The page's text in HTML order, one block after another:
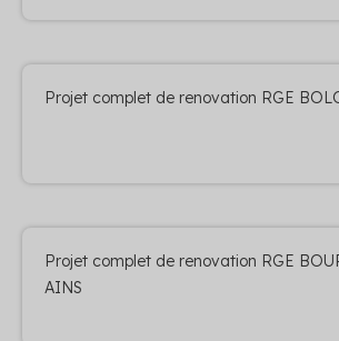
Projet complet de renovation RGE
Projet complet de renovation RGE
AINS